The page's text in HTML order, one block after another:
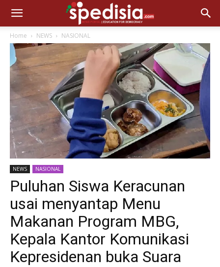
Home NEWS NASIONAL
NEWS NASIONAL
Puluhan Siswa Keracunan
usai menyantap Menu
Makanan Program MBG,
Kepala Kantor Komunikasi
Kepresidenan buka Suara